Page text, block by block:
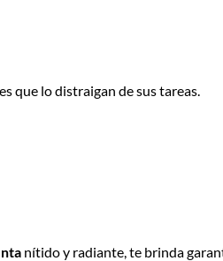
que lo distraigan de sus tareas.
nítido y radiante, te brinda